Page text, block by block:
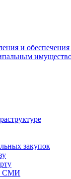
и
закупок
СМИ